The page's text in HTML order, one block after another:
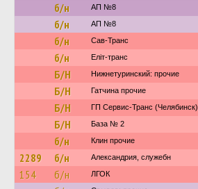
б/н АП №8
б/н АП №8
б/н Сав-Транс
б/н Еліт-транс
Б/Н Нижнетуринский: прочие
Б/Н Гатчина прочие
Б/Н ГП Сервис-Транс (Челябинск)
Б/Н База № 2
б/н Клин прочие
2289 б/н Александрия, служебн
154 б/н ЛГОК